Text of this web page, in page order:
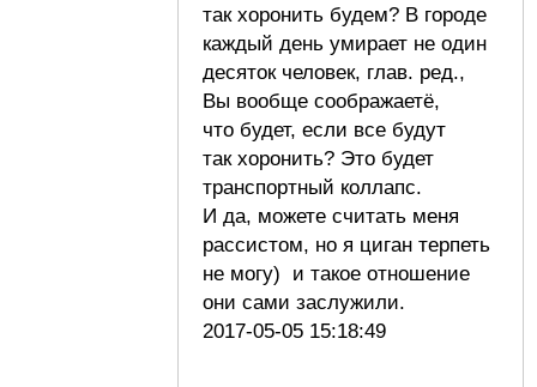
так хоронить будем? В городе
каждый день умирает не один
десяток человек, глав. ред.,
Вы вообще соображаетё,
что будет, если все будут
так хоронить? Это будет
транспортный коллапс.
И да, можете считать меня
рассистом, но я циган терпеть
не могу) и такое отношение
они сами заслужили.
2017-05-05 15:18:49